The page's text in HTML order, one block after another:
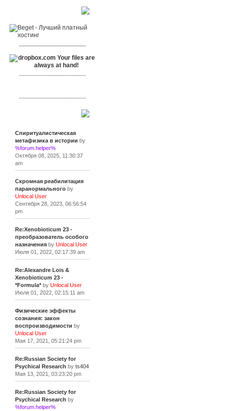
Спиритуалистическая
метафизика в истории by
%forum.helper%
Октября 08, 2025, 11:30:37
am
Скромная реабилитация
паранормальногоby
Unlocal User
Сентября 28, 2023, 06:56:54
pm
Re:Xenobioticum 23 -
преобразователь особого
назначенияby Unlocal User
Июля 01, 2022, 02:17:39 am
Re:Alexandre Lois &
Xenobioticum 23 -
*Formula*by Unlocal User
Июля 01, 2022, 02:15:11 am
Физические эффекты
сознания: закон
воспроизводимости by
Unlocal User
Мая 17, 2021, 05:21:24 pm
Re:Russian Society for
Psychical Research by ts404
Мая 13, 2021, 03:23:20 pm
Re:Russian Society for
Psychical Research by
%forum.helper%